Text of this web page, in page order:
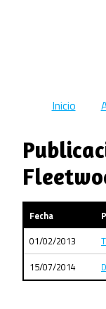
Inicio
Fecha
01/02/2013
15/07/2014